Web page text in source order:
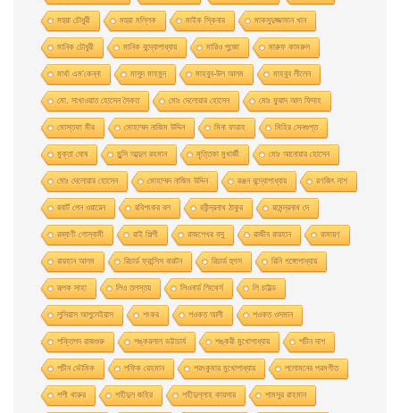
মহুয়া চৌধুরী মহুয়া মল্লিক মাইক স্কিনার মাকসুদুজ্জামান খান
মানিক চৌধুরী মানিক বন্দ্যোপাধ্যায় মারিও পুজো মারুফ কামরুল
মার্থা এম'কেন্না মাসুদ মাহমুদ মাহবুব-উল আলম মাহবুব লীলেন
মাে. সাখাওয়াত হােসেন সৈকত মােঃ দেলােয়ার হােসেন মােঃ ফুয়াদ আল ফিদাহ
মােস্তফা মীর মােহাম্মদ নাজিম উদ্দিন মিনা ফারাহ মিহির সেনগুপ্ত
মুক্তা ঘোষ মুন্সি আব্দুল রহমান মৃত্তিকা মুখার্জী মোঃ আনোয়ার হোসেন
মোঃ দেলোয়ার হােসেন মোহাম্মদ নাজিম উদ্দিন রঞ্জন বন্দ্যোপাধ্যায় রণজিৎ দাশ
রবার্ট পেন ওয়ারেন রবিশংকর বল রবীন্দ্রনাথ ঠাকুর রমেন্দ্রনাথ দে
রম্যাণী গোস্বামী রাই শিল্পী রাজশেখর বসু রাজীব রায়হান রামায়ণ
রায়হান আলম রিচার্ড ফ্রান্সিস বারটন রিচার্ড হুগস রিনি গঙ্গোপাধ্যায়
রূপক সাহা লিও তলস্তয় লিওনার্ড স্মিথের্স লি চাইল্ড
লুসিয়াস আপুলেইয়াস শংকর শওকত আলী শওকত ওসমান
শক্তিপদ রাজগুরু শঙ্করলাল ভট্টাচার্য শঙ্করী মুখােপাধ্যায় শচীন দাশ
শচীন ভৌমিক শফিক রেহমান শরৎকুমার মুখোপাধ্যায় শলোমনের পরমগীত
শশী থারুর শহীদুল জহির শহীদুল্লাহ কায়সার শামসুর রাহমান